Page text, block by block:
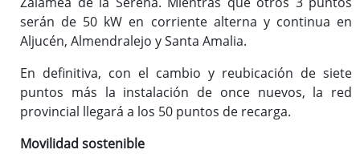
serán de 50 kW en corriente alterna y continua en
Aljucén, Almendralejo y Santa Amalia.
En definitiva, con el cambio y reubicación de siete
puntos más la instalación de once nuevos, la red
provincial llegará a los 50 puntos de recarga.
Movilidad sostenible